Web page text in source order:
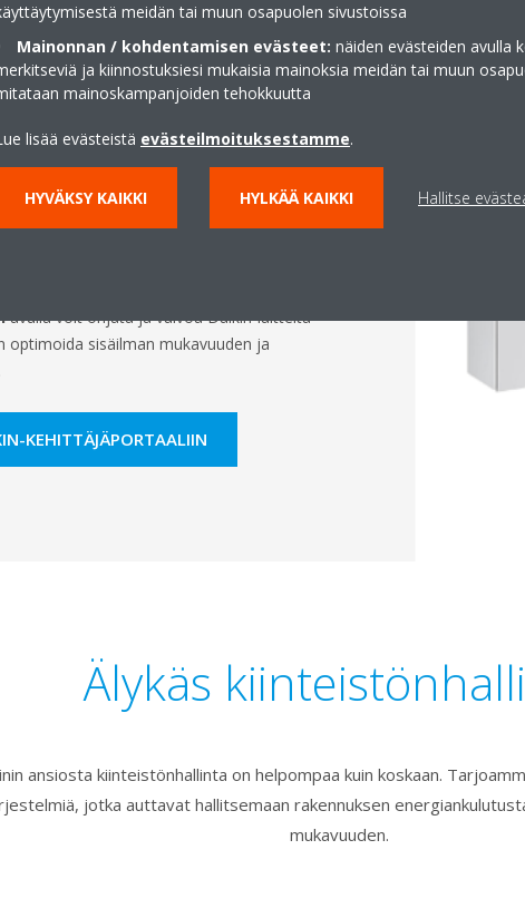
älykkäät LVI-
avulla voit ohjata ja valvoa Daikin-laitteita
optimoida sisäilman mukavuuden ja
KEHITTÄJÄPORTAALIIN
Älykäs
ansiosta kiinteistönhallinta on helpompaa kuin koskaan.
jotka auttavat hallitsemaan rakennuksen
mukavuuden.
meidän tai muun osapuolen sivustoissa
Mainonnan / kohdentamisen evästeet: näiden evästeiden avulla
ja kiinnostuksiesi mukaisia mainoksia meidän tai muun
mainoskampanjoiden tehokkuutta
lisää evästeistä evästeilmoituksestamme.
HYVÄKSY KAIKKI HYLKÄÄ KAIKKI Hallitse